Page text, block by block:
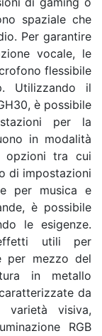
spaziale che
Per garantire
vocale, le
flessibile
Utilizzando il
è possibile
per la
in modalità
opzioni tra cui
di impostazioni
per musica e
è possibile
le esigenze.
utili per
per mezzo del
in metallo
da
varietà visiva,
RGB